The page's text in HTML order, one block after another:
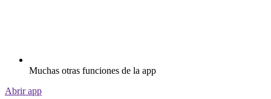
Muchas otras funciones de la app
Abrir app